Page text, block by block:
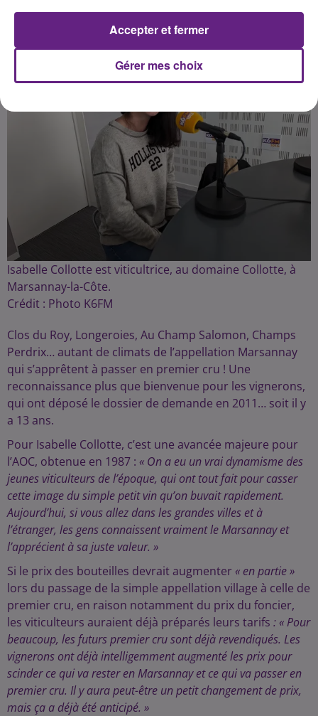
Isabelle Collotte est viticultrice, au domaine Collotte, à
Marsannay-la-Côte.
Crédit : Photo K6FM
Clos du Roy, Longeroies, Au Champ Salomon, Champs
Perdrix… autant de climats de l’appellation Marsannay
qui s’apprêtent à passer en premier cru ! Une
reconnaissance plus que bienvenue pour les vignerons,
qui ont déposé le dossier de demande en 2011… soit il y
a 13 ans.
Pour Isabelle Collotte, c’est une avancée majeure pour
l’AOC, obtenue en 1987 : « On a eu un vrai dynamisme des
jeunes viticulteurs de l’époque, qui ont tout fait pour casser
cette image du simple petit vin qu’on buvait rapidement.
Aujourd’hui, si vous allez dans les grandes villes et à
l’étranger, les gens connaissent vraiment le Marsannay et
l’apprécient à sa juste valeur. »
Si le prix des bouteilles devrait augmenter « en partie »
lors du passage de la simple appellation village à celle de
premier cru, en raison notamment du prix du foncier,
les viticulteurs auraient déjà préparés leurs tarifs : « Pour
beaucoup, les futurs premier cru sont déjà revendiqués. Les
vignerons ont déjà intelligemment augmenté les prix pour
scinder ce qui va rester en Marsannay et ce qui va passer en
premier cru. Il y aura peut-être un petit changement de prix,
mais ça a déjà été anticipé. »
Gérer mes choix
Accepter et fermer